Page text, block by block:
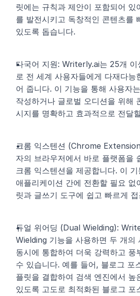
릿에는 규칙과 제안이 포함되어 있
를 발전시키고 독창적인 콘텐츠를
있도록 돕습니다.
다국어 지원: Writerly.ai는 25개 이
로 전 세계 사용자들에게 다재다능
어 줍니다. 이 기능을 통해 사용자
작성하거나 글로벌 오디션을 위해
시지를 명확하고 효과적으로 전달
크롬 익스텐션 (Chrome
자의 브라우저에서 바로 플랫폼을
크롬 익스텐션을 제공합니다. 이
애플리케이션 간에 전환할 필요
릿과 글쓰기 도구에 쉽고 빠르게
듀얼 위어딩 (Dual Wielding):
Wielding 기능을 사용하면 두 개의
동시에 통합하여 더욱 강력하고 풍
수 있습니다. 예를 들어, 블로그 포
플릿을 결합하여 검색 엔진에서 높
있도록 고도로 최적화된 블로그 포